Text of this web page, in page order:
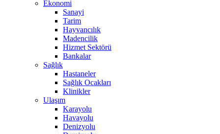
Ekonomi
Sanayi
Tarim
Hayvancılık
Madencilik
Hizmet Sektörü
Bankalar
Sağlık
Hastaneler
Sağlık Ocakları
Klinikler
Ulaşım
Karayolu
Havayolu
Denizyolu